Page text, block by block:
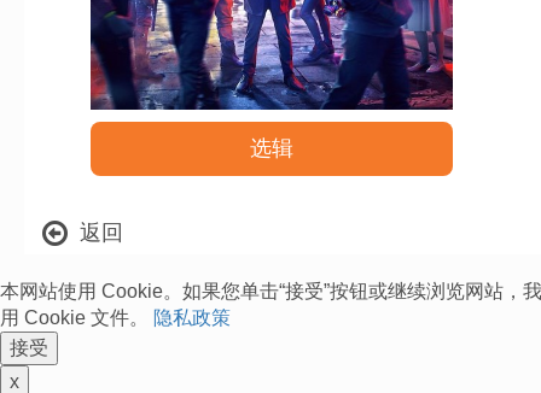
选辑
返回
本网站使用 Cookie。如果您单击“接受”按钮或继续浏览网站，
用 Cookie 文件。
隐私政策
接受
x